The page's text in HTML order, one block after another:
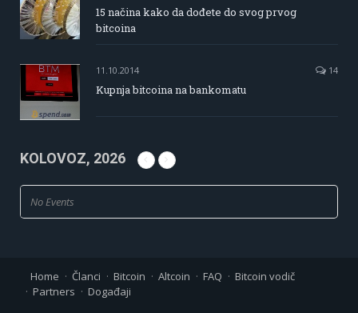
15 načina kako da dođete do svog prvog
bitcoina
11.10.2014 14
Kupnja bitcoina na bankomatu
KOLOVOZ, 2026
No Events
Home Članci Bitcoin Altcoin FAQ
Bitcoin vodič
Partners
Događaji